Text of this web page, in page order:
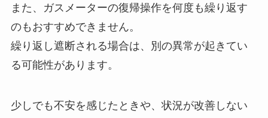
また、ガスメーターの復帰操作を何度も繰り返す
のもおすすめできません。
繰り返し遮断される場合は、別の異常が起きてい
る可能性があります。
少しでも不安を感じたときや、状況が改善しない